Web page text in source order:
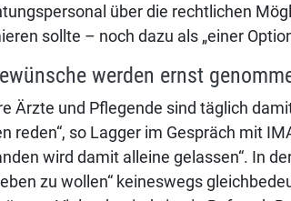
über die rechtlichen
sollte – noch dazu als „einer
werden ernst
Ärzte und Pflegende sind täglich
reden“, so Lagger im Gespräch mit
wird damit alleine gelassen“. In
zu wollen“ keineswegs